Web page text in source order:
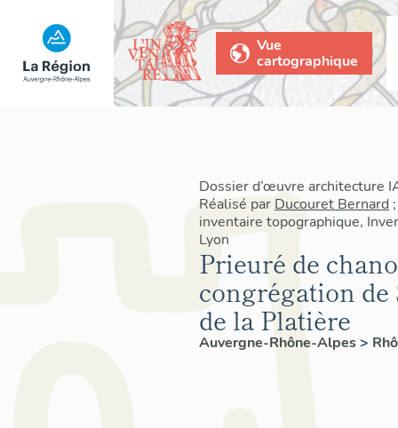
Vue
cartographique
Dossier d’œuvre architecture
Réalisé par Ducouret Bernard
inventaire topographique,
Lyon
Prieuré de
congrégation
de la Platière
Auvergne-Rhône-Alpes>